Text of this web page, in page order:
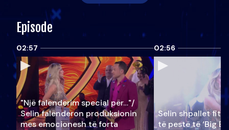
Episode
02:57
"Një falenderim special për…"/
Selin falënderon produksionin
mes emocionesh të forta
02:56
Selin shpallet
të pestë të ‘Big